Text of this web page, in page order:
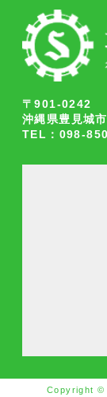
〒901-0242
沖縄県豊見城
TEL：098-
Copyright ©